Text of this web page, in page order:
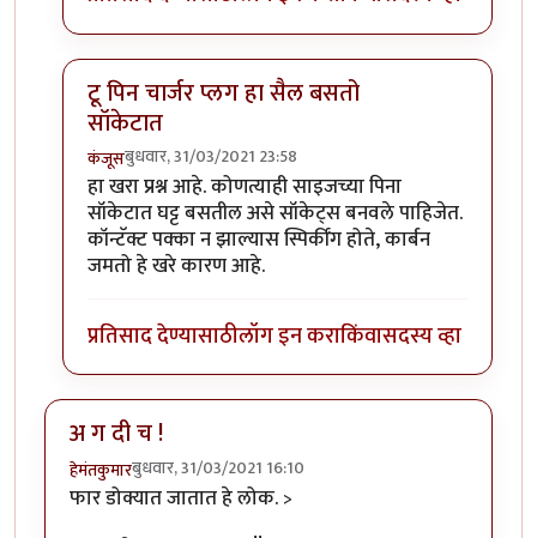
टू पिन चार्जर प्लग हा सैल बसतो
सॉकेटात
कंजूसबुधवार, 31/03/2021 23:58
In reply toमहत्वाचा निर्णय विचाराधीनby
हा खरा प्रश्न आहे. कोणत्याही साइजच्या पिना
सॉकेटात घट्ट बसतील असे सॉकेट्स बनवले पाहिजेत.
कॉन्टॅक्ट पक्का न झाल्यास स्पिर्कींग होते, कार्बन
जमतो हे खरे कारण आहे.
प्रतिसाद देण्यासाठीलॉग इन कराकिंवासदस्य व्हा
अ ग दी च !
हेमंतकुमारबुधवार, 31/03/2021 16:10
फार डोक्यात जातात हे लोक. >